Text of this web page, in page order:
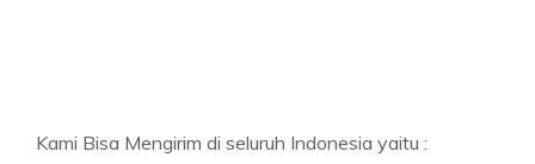
Kami Bisa Mengirim di seluruh Indonesia yaitu :